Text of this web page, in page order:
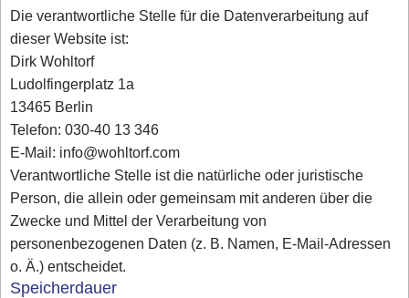
Die verantwortliche Stelle für die Datenverarbeitung auf
dieser Website ist:
Dirk Wohltorf
Ludolfingerplatz 1a
13465 Berlin
Telefon: 030-40 13 346
E-Mail: info@wohltorf.com
Verantwortliche Stelle ist die natürliche oder juristische
Person, die allein oder gemeinsam mit anderen über die
Zwecke und Mittel der Verarbeitung von
personenbezogenen Daten (z. B. Namen, E-Mail-Adressen
o. Ä.) entscheidet.
Speicherdauer